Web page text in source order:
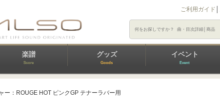
ご利用ガイド
楽譜
Score
グッズ
Goods
イベント
Event
ー：ROUGE HOT ピンクGP テナーラバー用